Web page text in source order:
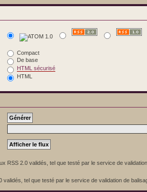
Compact
De base
HTML sécurisé
HTML